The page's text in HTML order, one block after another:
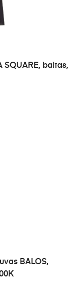
SQUARE, baltas,
BALOS,